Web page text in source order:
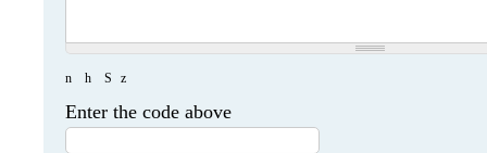
S z
h
n
Enter the code above